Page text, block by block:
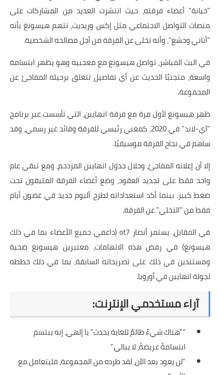
"خيانة" أعضاء فرقته، حيث انتشرت العديد من المشاركات على
منصات التواصل الاجتماعي مثل إكس وريديت، تتهم هيسونغ بأنه
"أناني وجشع"، وأنه تخلى عن الفرقة من أجل مصالحه الشخصية.
في البث المباشر، تواصل هيسونغ مع معجبيه وهو يظهر ابتسامة
واسعة، متجنبًا الحديث عن أي تفاصيل تتعلق برحيله المفاجئ عن
المجموعة.
ظهر هيسونغ لأول مرة مع فرقة انهايبن، التي تأسست عبر برنامج
"آي-لاند" في 2020، كمغني رئيسي للفرقة وقائد غير رسمي، وقد
ساهم في نجاح الفرقة موسيقيًا.
إلا أن إعلانه المفاجئ، وخلال جدول انهايبن المزدحم، ومع تبقي عام
واحد فقط على تجديد العقود، وضع أعضاء الفرقة المتبقون تحت
ضغط كبير. بينما أكد استعداداته لطرح ألبوم جديد في غضون أيام
فقط من "التخلي" عن الفرقة.
في المقابل، يستمر أنصار ot7 (داعمي جميع الأعضاء بما في ذلك
هيسونغ) في رفض هذه الاتهامات، معتبرين هيسونغ ضحية
ومستندين في ذلك على تصريحاته السابقة، بما في ذلك خططه
لجولة انهايبن في أوروبا.
آراء مستخدمي الإنترنت:
""هناك شيءٌ ظالمٌ للغاية يحدث" يا إلهي، إنه يبتسم
ابتسامةً عريضةً، لا يبالي."
"لن يعود بعد الآن، لقد طرده من المجموعة، فليتعامل مع